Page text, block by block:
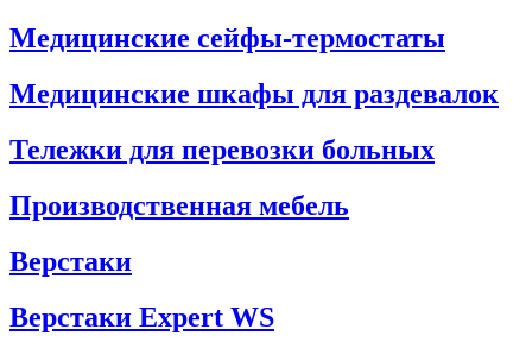
Медицинские сейфы-термостаты
Медицинские шкафы для раздевалок
Тележки для перевозки больных
Производственная мебель
Верстаки
Верстаки Expert WS